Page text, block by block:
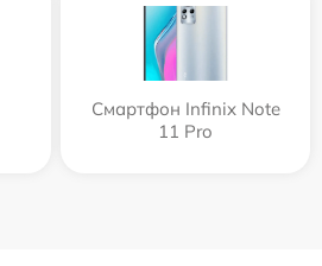
Смартфон Infinix Note
11 Pro